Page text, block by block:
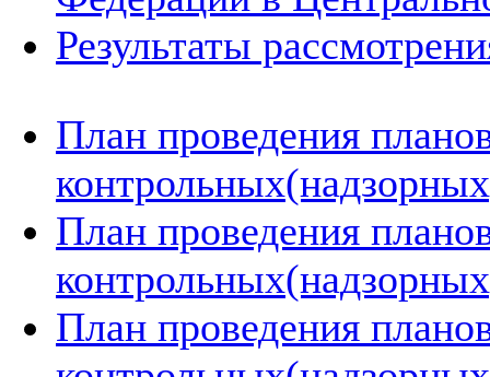
Результаты
План проведения
План проведения
План проведения